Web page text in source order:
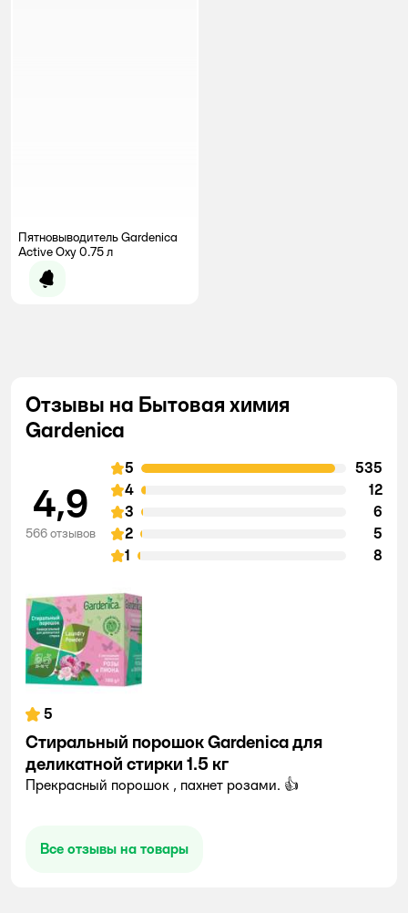
Пятновыводитель Gardenica
Active Oxy 0.75 л
Уведомить о появлении
Отзывы на Бытовая химия
Gardenica
4,9
566 отзывов
5
535
4
12
3
6
2
5
1
8
5
Стиральный порошок Gardenica для
деликатной стирки 1.5 кг
Прекрасный порошок , пахнет розами. 👍
Все отзывы на товары